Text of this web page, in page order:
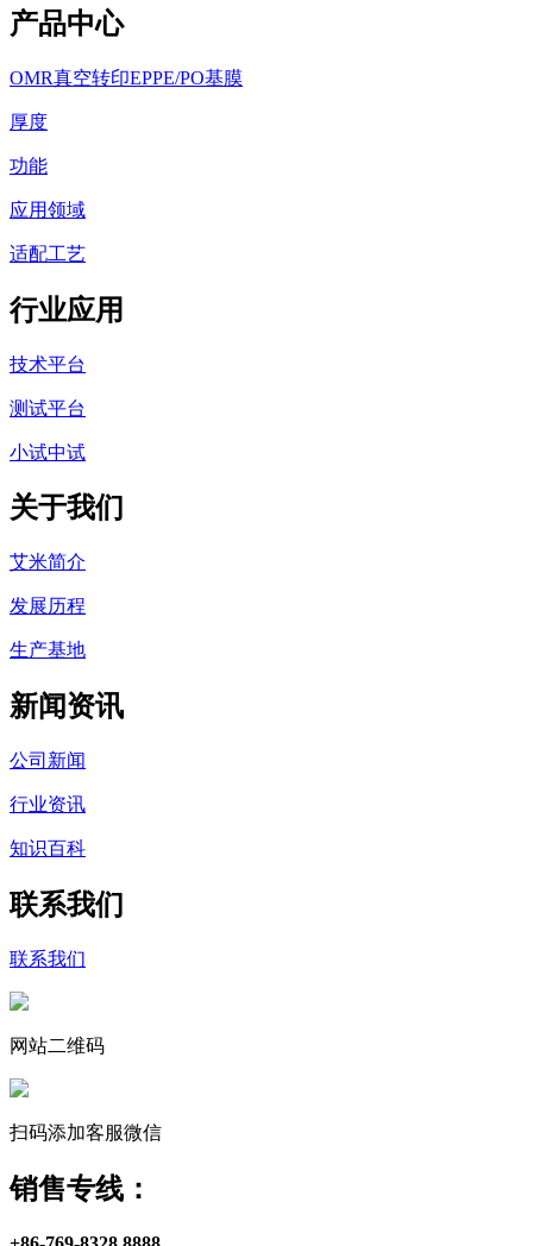
产品中心
OMR真空转印EPPE/PO基膜
厚度
功能
应用领域
适配工艺
行业应用
技术平台
测试平台
小试中试
关于我们
艾米简介
发展历程
生产基地
新闻资讯
公司新闻
行业资讯
知识百科
联系我们
联系我们
网站二维码
扫码添加客服微信
销售专线：